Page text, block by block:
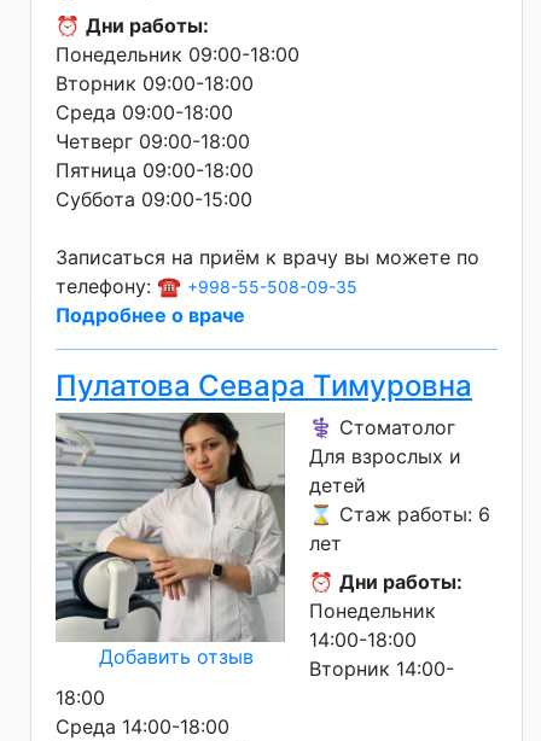
⏰ Дни работы:
Понедельник 09:00-18:00
Вторник 09:00-18:00
Среда 09:00-18:00
Четверг 09:00-18:00
Пятница 09:00-18:00
Суббота 09:00-15:00
Записаться на приём к врачу вы можете по
телефону: ☎️ +998-55-508-09-35
Подробнее о враче
Пулатова Севара Тимуровна
Добавить отзыв
⚕️ Стоматолог
Для взрослых и
детей
⌛ Стаж работы: 6
лет
⏰ Дни работы:
Понедельник
14:00-18:00
Вторник 14:00-
18:00
Среда 14:00-18:00